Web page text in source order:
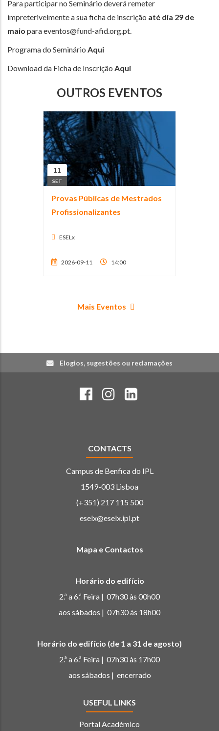
Para participar no Seminário deverá remeter
impreterivelmente a sua ficha de inscrição até dia 29 de
maio para eventos@fund-afid.org.pt.
Programa do Seminário Aqui
Download da Ficha de Inscrição Aqui
OUTROS EVENTOS
11
SET
Provas Públicas de Mestrados
Profissionalizantes
ESELx
2026-09-11 14:00
Mais Eventos
Elogios, sugestões ou reclamações
CONTACTS
Campus de Benfica do IPL
1549-003 Lisboa
(+351) 217 115 500
eselx@eselx.ipl.pt
Mapa e Contactos
Horário do edifício
2.ª a 6.ª Feira | 07h30 às 00h00
aos sábados | 07h30 às 18h00
Horário do edifício (de 1 a 31 de agosto)
2.ª a 6.ª Feira | 07h30 às 17h00
aos sábados | encerrado
USEFUL LINKS
Portal Académico